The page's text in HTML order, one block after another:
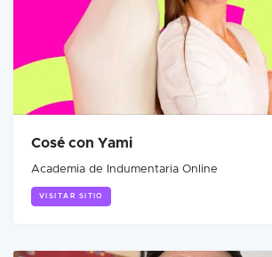
Cosé con Yami
Academia de Indumentaria Online
VISITAR SITIO